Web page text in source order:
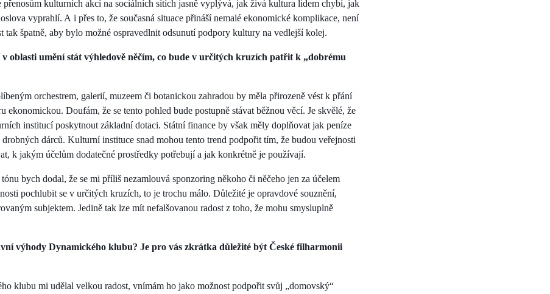
přenosům kulturních akcí na sociálních sítích jasně vyplývá, jak živá kultura lidem chybí, jak
vyprahlí. A i přes to, že současná situace přináší nemalé ekonomické komplikace, není
tak špatně, aby bylo možné ospravedlnit odsunutí podpory kultury na vedlejší kolej.
v oblasti umění stát výhledově něčím, co bude v určitých kruzích patřit k „dobrému
orchestrem, galerií, muzeem či botanickou zahradou by měla přirozeně vést k přání
ekonomickou. Doufám, že se tento pohled bude postupně stávat běžnou věcí. Je skvělé, že
institucí poskytnout základní dotaci. Státní finance by však měly doplňovat jak peníze
dárců. Kulturní instituce snad mohou tento trend podpořit tím, že budou veřejnosti
k jakým účelům dodatečné prostředky potřebují a jak konkrétně je používají.
bych dodal, že se mi příliš nezamlouvá sponzoring někoho či něčeho jen za účelem
pochlubit se v určitých kruzích, to je trochu málo. Důležité je opravdové souznění,
subjektem. Jedině tak lze mít nefalšovanou radost z toho, že mohu smysluplně
výhody Dynamického klubu? Je pro vás zkrátka důležité být České filharmonii
klubu mi udělal velkou radost, vnímám ho jako možnost podpořit svůj „domovský“